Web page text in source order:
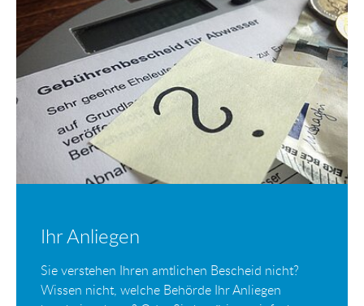
Ihr Anliegen
Sie verstehen Ihren amtlichen Bescheid nicht?
Wissen nicht, welche Behörde Ihr Anliegen